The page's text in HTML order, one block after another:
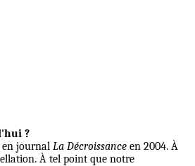
?
en journal La Décroissance en 2004. À
À tel point que notre